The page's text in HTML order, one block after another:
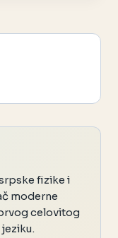
fizike i
moderne
celovitog